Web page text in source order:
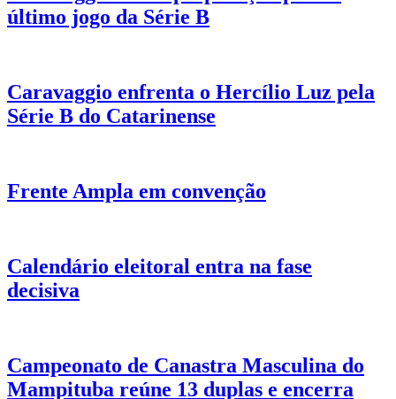
último jogo da Série B
Caravaggio enfrenta o Hercílio Luz pela
Série B do Catarinense
Frente Ampla em convenção
Calendário eleitoral entra na fase
decisiva
Campeonato de Canastra Masculina do
Mampituba reúne 13 duplas e encerra